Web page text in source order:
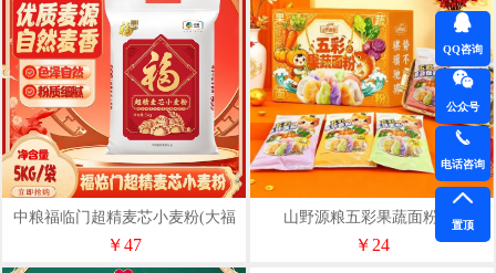
中粮福临门超精麦芯小麦粉(大福
面)5kg
￥47
山野源粮五彩果蔬面粉1kg
￥24
QQ咨询
公众号
电话咨询
置顶